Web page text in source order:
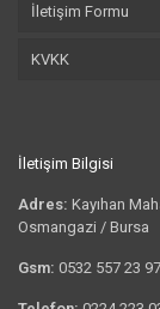
İletişim Formu
KVKK
İletişim Bilgisi
Adres: Kayıhan
Osmangazi / Bursa
Gsm: 0532 557 23 97